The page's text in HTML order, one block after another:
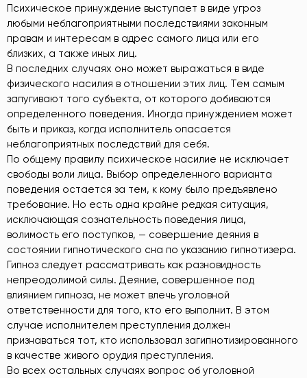
Психическое принуждение выступает в виде угроз
любыми неблагоприятными последствиями законным
правам и интересам в адрес самого лица или его
близких, а также иных лиц.
В последних случаях оно может выражаться в виде
физического насилия в отношении этих лиц. Тем самым
запугивают того субъекта, от которого добиваются
определенного поведения. Иногда принуждением может
быть и приказ, когда исполнитель опасается
неблагоприятных последствий для себя.
По общему правилу психическое насилие не исключает
свободы воли лица. Выбор определенного варианта
поведения остается за тем, к кому было предъявлено
требование. Но есть одна крайне редкая ситуация,
исключающая сознательность поведения лица,
волимость его поступков, — совершение деяния в
состоянии гипнотического сна по указанию гипнотизера.
Гипноз следует рассматривать как разновидность
непреодолимой силы. Деяние, совершенное под
влиянием гипноза, не может влечь уголовной
ответственности для того, кто его выполнит. В этом
случае исполнителем преступления должен
признаваться тот, кто использовал загипнотизированного
в качестве живого орудия преступления.
Во всех остальных случаях вопрос об уголовной